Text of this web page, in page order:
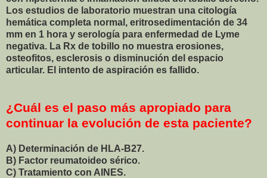
Los estudios de laboratorio muestran una citología
hemática completa normal, eritrosedimentación de 34
mm en 1 hora y serología para enfermedad de Lyme
negativa. La Rx de tobillo no muestra erosiones,
osteofitos, esclerosis o disminución del espacio
articular. El intento de aspiración es fallido.
¿Cuál es el paso más apropiado para
continuar la evolución de esta paciente?
A) Determinación de HLA-B27.
B) Factor reumatoideo sérico.
C) Tratamiento con AINES.